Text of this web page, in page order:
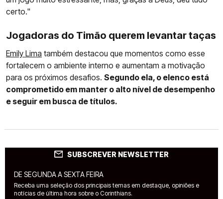
certo."
Jogadoras do Timão querem levantar taças
Emily Lima também destacou que momentos como esse
fortalecem o ambiente interno e aumentam a motivação
para os próximos desafios. Segundo ela, o elenco está
comprometido em manter o alto nível de desempenho
e seguir em busca de títulos.
SUBSCREVER NEWSLETTER
DE SEGUNDA A SEXTA FEIRA
Receba uma seleção dos principais temas em destaque, opiniões e
notícias de última hora sobre o Corinthians.